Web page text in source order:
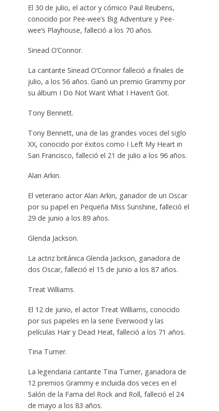
El 30 de julio, el actor y cómico Paul Reubens,
conocido por Pee-wee’s Big Adventure y Pee-
wee’s Playhouse, falleció a los 70 años.
Sinead O’Connor.
La cantante Sinead O’Connor falleció a finales de
julio, a los 56 años. Ganó un premio Grammy por
su álbum I Do Not Want What I Haven’t Got.
Tony Bennett.
Tony Bennett, una de las grandes voces del siglo
XX, conocido por éxitos como I Left My Heart in
San Francisco, falleció el 21 de julio a los 96 años.
Alan Arkin.
El veterano actor Alan Arkin, ganador de un Oscar
por su papel en Pequeña Miss Sunshine, falleció el
29 de junio a los 89 años.
Glenda Jackson.
La actriz británica Glenda Jackson, ganadora de
dos Oscar, falleció el 15 de junio a los 87 años.
Treat Williams.
El 12 de junio, el actor Treat Williams, conocido
por sus papeles en la serie Everwood y las
películas Hair y Dead Heat, falleció a los 71 años.
Tina Turner.
La legendaria cantante Tina Turner, ganadora de
12 premios Grammy e incluida dos veces en el
Salón de la Fama del Rock and Roll, falleció el 24
de mayo a los 83 años.